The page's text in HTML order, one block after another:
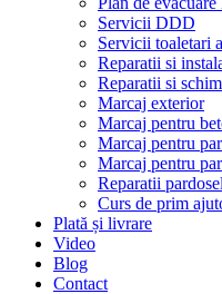
Servicii DDD
Servicii toaletari
Reparatii si
Reparatii si
Marcaj exterior
Marcaj pentru
Marcaj pentru
Marcaj pentru
Reparatii
Curs de prim
Plată și livrare
Video
Blog
Contact